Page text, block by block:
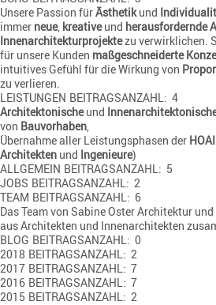
Unsere Passion fürÄsthetikund
immer neue, kreativeund herausfordernde
Innenarchitekturprojektezu verwirklichen.
für unsere Kunden maßgeschneiderte
intuitives Gefühl für die Wirkung von
zu verlieren.
LEISTUNGEN BEITRAGSANZAHL: 4
Architektonischeund
von Bauvorhaben
Übernahme aller Leistungsphasen der HOAI
Architekten und Ingenieure)
ALLGEMEIN BEITRAGSANZAHL: 5
JOBS BEITRAGSANZAHL: 2
TEAM BEITRAGSANZAHL: 6
Das Team von Sabine Oster Architektur
aus Architekten und Innenarchitekten
BLOG BEITRAGSANZAHL: 0
2018 BEITRAGSANZAHL: 2
2017 BEITRAGSANZAHL: 7
2016 BEITRAGSANZAHL: 7
2015 BEITRAGSANZAHL: 2